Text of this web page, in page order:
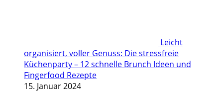
Leicht
organisiert, voller Genuss: Die stressfreie
Küchenparty – 12 schnelle Brunch Ideen und
Fingerfood Rezepte
15. Januar 2024